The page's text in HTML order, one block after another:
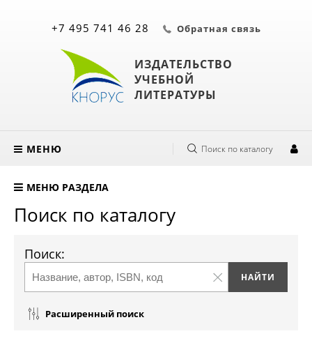
ИЗДАТЕЛЬСТВО
УЧЕБНОЙ
ЛИТЕРАТУРЫ
+7 495 741 46 28 Обратная связь
МЕНЮ Поиск по каталогу
МЕНЮ РАЗДЕЛА
Поиск по каталогу
Поиск:
Расширенный поиск